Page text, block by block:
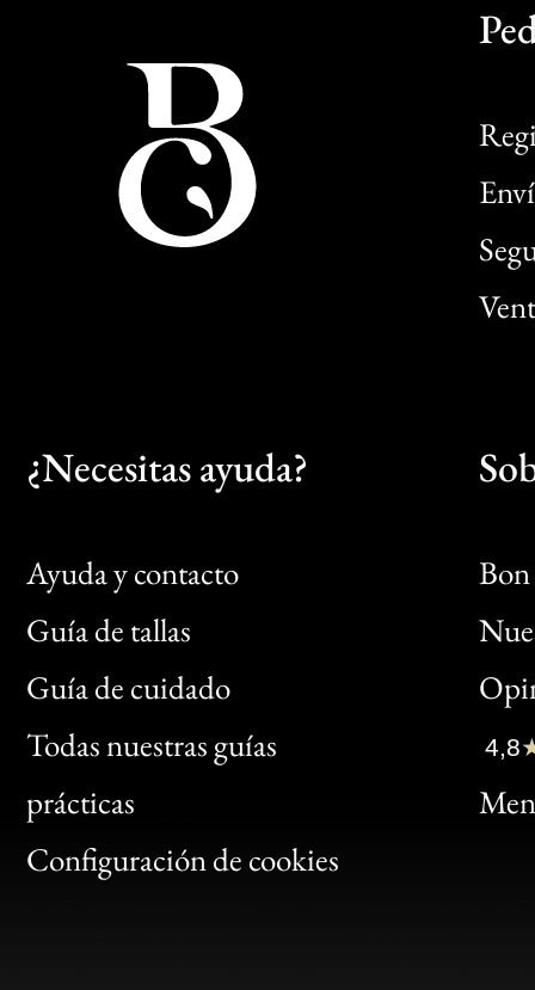
¿Necesitas ayuda?
Ayuda y contacto
Guía de tallas
Guía de cuidado
Todas nuestras guías
prácticas
Configuración de cookies
Bon
Clic
Bon
4,8